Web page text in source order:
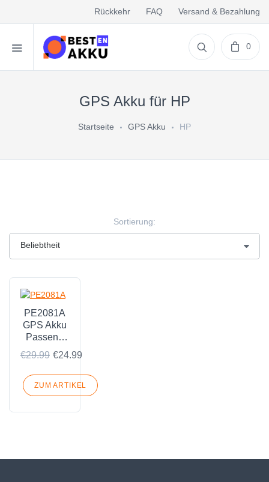
Rückkehr FAQ Versand & Bezahlung
0
GPS Akku für HP
Startseite GPS Akku HP
Sortierung:
PE2081A
GPS Akku
Passend
für HP
4100 4150
4350
PE2080A
rx1950
€29.99 €24.99
ZUM ARTIKEL